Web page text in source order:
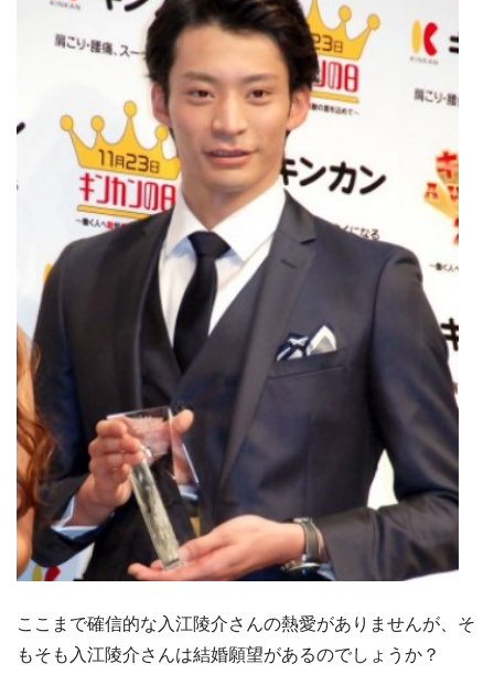
ここまで確信的な入江陵介さんの熱愛がありませんが、そ
もそも入江陵介さんは結婚願望があるのでしょうか？